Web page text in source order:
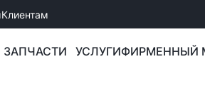
Клиентам
ЗАПЧАСТИ УСЛУГИФИРМЕННЫЙ